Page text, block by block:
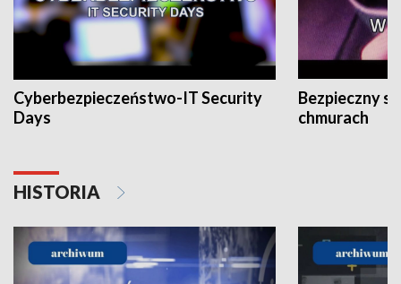
Cyberbezpieczeństwo-IT Security
Days
Bezpieczny
chmurach
HISTORIA